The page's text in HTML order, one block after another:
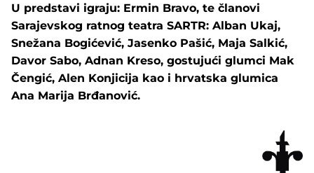
U predstavi igraju: Ermin Bravo, te članovi
Sarajevskog ratnog teatra SARTR: Alban Ukaj,
Snežana Bogićević, Jasenko Pašić, Maja Salkić,
Davor Sabo, Adnan Kreso, gostujući glumci Mak
Čengić, Alen Konjicija kao i hrvatska glumica
Ana Marija Brđanović.